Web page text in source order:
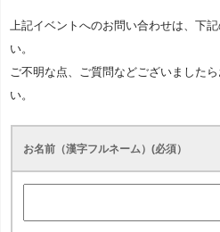
上記イベントへのお問い合わせは、下
い。
ご不明な点、ご質問などございました
い。
お名前（漢字フルネーム）(必須）